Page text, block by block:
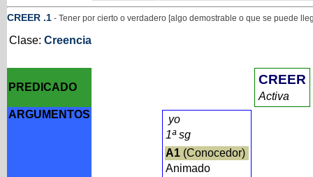
CREER .1- Tener por cierto o verdadero [algo demostrable o que se puede
Clase: Creencia
PREDICADO
CREER
Activa
ARGUMENTOS
yo
1ª sg
A1(Conocedor)
Animado